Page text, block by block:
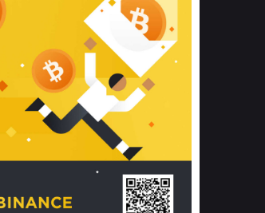
thêm các nghiên cứu khoa học về tác
động của giấc ngủ và môi trường
phòng ngủ đối với sức khỏe con
người tại Sleep Foundation (External
Link) để có cái nhìn toàn diện hơn.
2. Các tiêu chí vàng khi lựa chọn
chăn ga gối đệm cao cấp cho phòng
ngủ
Để sở hữu một bộ chăn ga gối đệm
cao cấp hoàn hảo cả về thẩm mỹ lẫn
công năng, người tiêu dùng cần cân
nhắc kỹ lưỡng các tiêu chí quan trọng